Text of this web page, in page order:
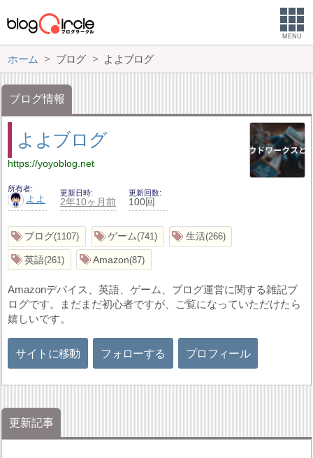
MENU
ホーム ブログ よよブログ
ブログ情報
よよブログ
https://yoyoblog.net
所有者
よよ
更新日時
2年10ヶ月前
更新回数
100回
ブログ 1107 ゲーム 741 生活 266
英語 261 Amazon 87
Amazonデバイス、英語、ゲーム、ブログ運営に関する雑記ブ
ログです。まだまだ初心者ですが、ご覧になっていただけたら
嬉しいです。
サイトに移動 フォローする プロフィール
更新記事